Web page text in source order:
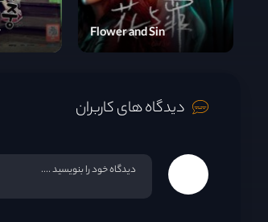
قسمت 15
Marry Me Mary
دیدگاه های کاربران